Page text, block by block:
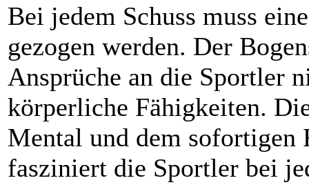
Bei jedem Schuss muss
gezogen werden. Der
Ansprüche an die Sportler
körperliche Fähigkeiten.
Mental und dem sofortigen
fasziniert die Sportler bei